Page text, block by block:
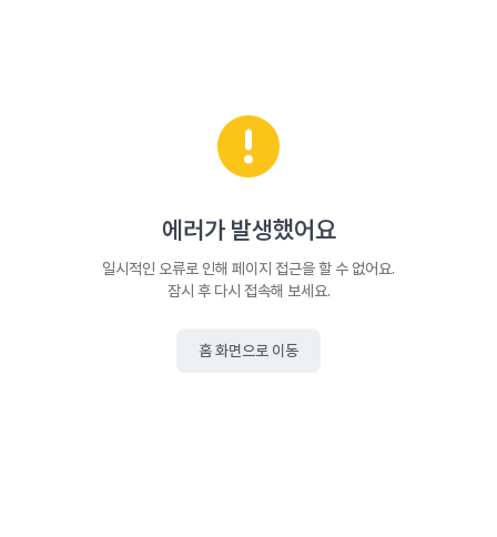
에러가 발생했어요
일시적인 오류로 인해 페이지 접근을 할 수 없어요.
잠시 후 다시 접속해 보세요.
홈 화면으로 이동